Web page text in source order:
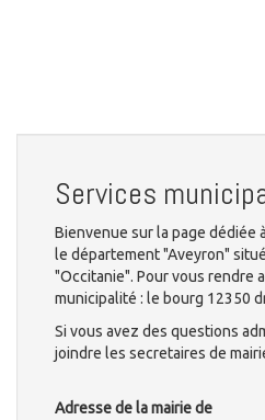
Services
Bienvenue sur la page dédiée à
le département "Aveyron"
"Occitanie". Pour vous rendre
municipalité : le bourg 12350
Si vous avez des questions
joindre les secretaires de
Adresse de la mairie de